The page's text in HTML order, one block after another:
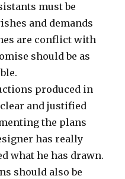
must be
and demands
are conflict with
should be as
produced in
and justified
the plans
has really
what he has drawn.
should also be